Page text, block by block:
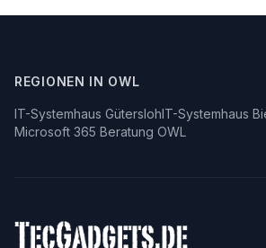
REGIONEN IN OWL
IT-Systemhaus GüterslohIT-Systemhaus
Microsoft 365 Beratung OWL